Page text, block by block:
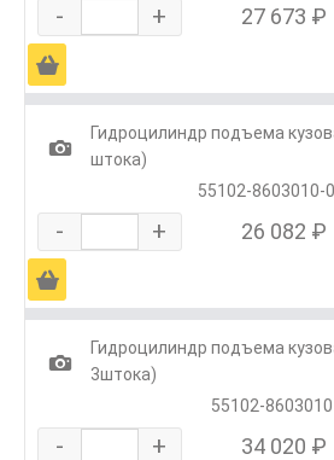
- + 27 673 ₽
Ä
1
Гидроцилиндр подъема
штока)
55102-8603010-
- + 26 082 ₽
Ä
1
Гидроцилиндр подъема
3штока)
55102-8603010
- + 34 020 ₽